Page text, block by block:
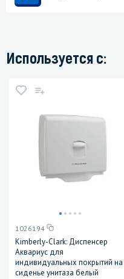
Используется с:
1026194
Kimberly-Clark: Диспенсер
Аквариус для
индивидуальных покрытий на
сиденье унитаза белый